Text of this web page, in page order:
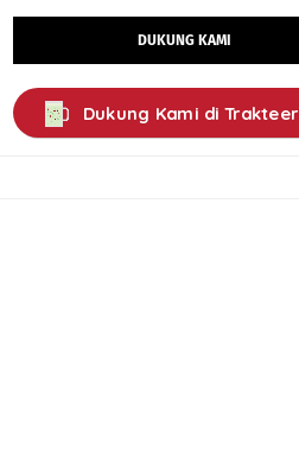
DUKUNG KAMI
Dukung Kami di Trakteer